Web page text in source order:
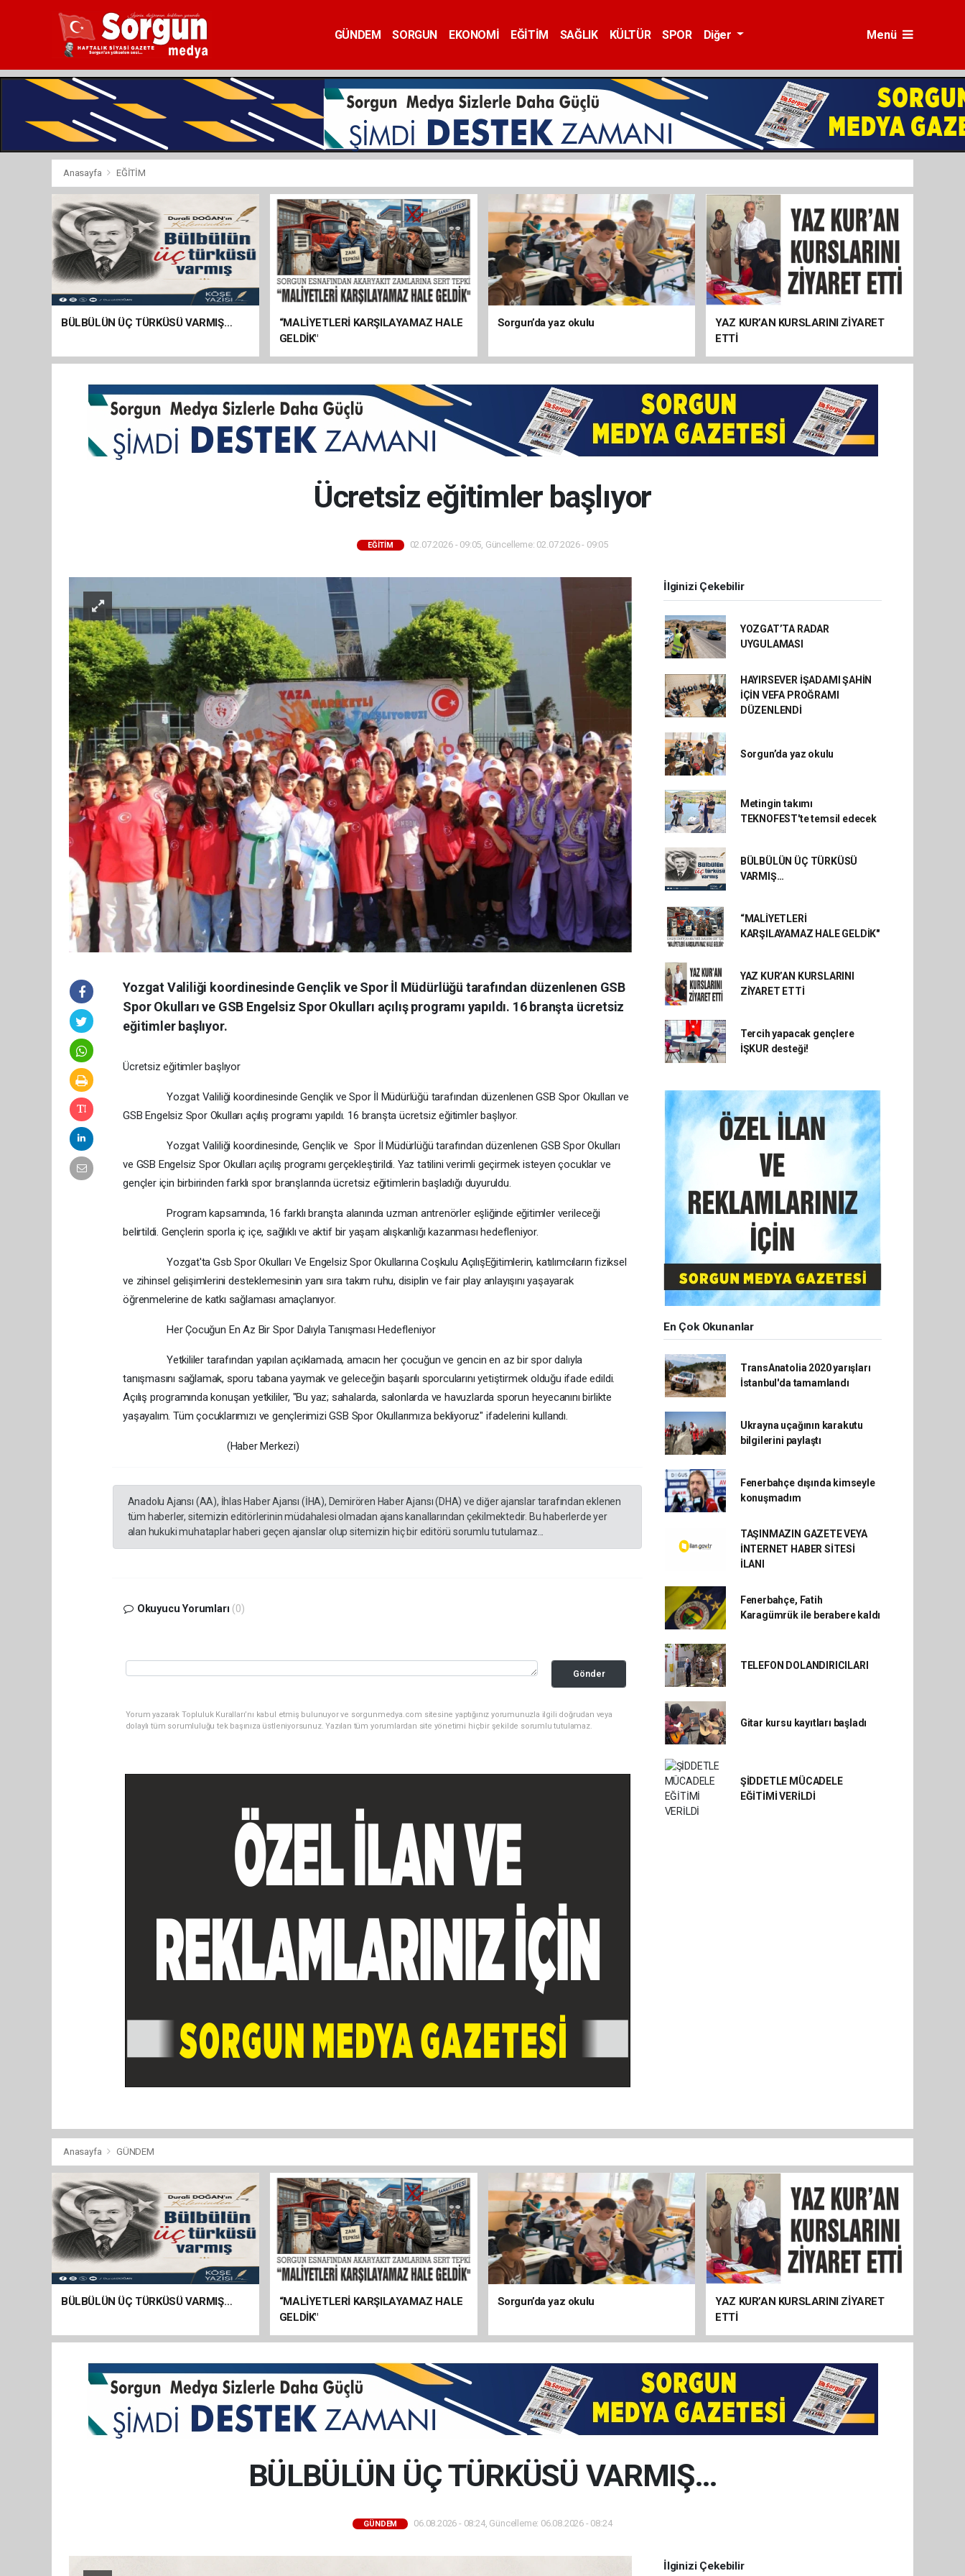
GÜNDEM SORGUN EKONOMİ EĞİTİM SAĞLIK KÜLTÜR SPOR Diğer Menü
Anasayfa EĞİTİM
BÜLBÜLÜN ÜÇ TÜRKÜSÜ VARMIŞ…
“MALİYETLERİ KARŞILAYAMAZ HALE
GELDİK"
Sorgun’da yaz okulu
YAZ KUR’AN KURSLARINI ZİYARET
ETTİ
Ücretsiz eğitimler başlıyor
EĞİTİM 02.07.2026 - 09:05, Güncelleme: 02.07.2026 - 09:05
Yozgat Valiliği koordinesinde Gençlik ve Spor İl Müdürlüğü tarafından düzenlenen GSB
Spor Okulları ve GSB Engelsiz Spor Okulları açılış programı yapıldı. 16 branşta ücretsiz
eğitimler başlıyor.
Ücretsiz eğitimler başlıyor
Yozgat Valiliği koordinesinde Gençlik ve Spor İl Müdürlüğü tarafından düzenlenen GSB Spor Okulları ve
GSB Engelsiz Spor Okulları açılış programı yapıldı. 16 branşta ücretsiz eğitimler başlıyor.
Yozgat Valiliği koordinesinde, Gençlik ve Spor İl Müdürlüğü tarafından düzenlenen GSB Spor Okulları
ve GSB Engelsiz Spor Okulları açılış programı gerçekleştirildi. Yaz tatilini verimli geçirmek isteyen çocuklar ve
gençler için birbirinden farklı spor branşlarında ücretsiz eğitimlerin başladığı duyuruldu.
Program kapsamında, 16 farklı branşta alanında uzman antrenörler eşliğinde eğitimler verileceği
belirtildi. Gençlerin sporla iç içe, sağlıklı ve aktif bir yaşam alışkanlığı kazanması hedefleniyor.
Yozgat'ta Gsb Spor Okulları Ve Engelsiz Spor Okullarına Coşkulu AçılışEğitimlerin, katılımcıların fiziksel
ve zihinsel gelişimlerini desteklemesinin yanı sıra takım ruhu, disiplin ve fair play anlayışını yaşayarak
öğrenmelerine de katkı sağlaması amaçlanıyor.
Her Çocuğun En Az Bir Spor Dalıyla Tanışması Hedefleniyor
Yetkililer tarafından yapılan açıklamada, amacın her çocuğun ve gencin en az bir spor dalıyla
tanışmasını sağlamak, sporu tabana yaymak ve geleceğin başarılı sporcularını yetiştirmek olduğu ifade edildi.
Açılış programında konuşan yetkililer, "Bu yaz; sahalarda, salonlarda ve havuzlarda sporun heyecanını birlikte
yaşayalım. Tüm çocuklarımızı ve gençlerimizi GSB Spor Okullarımıza bekliyoruz" ifadelerini kullandı.
(Haber Merkezi)
Anadolu Ajansı (AA), İhlas Haber Ajansı (İHA), Demirören Haber Ajansı (DHA) ve diğer ajanslar tarafından eklenen
tüm haberler, sitemizin editörlerinin müdahalesi olmadan ajans kanallarından çekilmektedir. Bu haberlerde yer
alan hukuki muhataplar haberi geçen ajanslar olup sitemizin hiç bir editörü sorumlu tutulamaz...
Okuyucu Yorumları (0)
Gönder
Yorum yazarak Topluluk Kuralları’nı kabul etmiş bulunuyor ve sorgunmedya.com sitesine yaptığınız yorumunuzla ilgili doğrudan veya
dolaylı tüm sorumluluğu tek başınıza üstleniyorsunuz. Yazılan tüm yorumlardan site yönetimi hiçbir şekilde sorumlu tutulamaz.
İlginizi Çekebilir
YOZGAT’TA RADAR
UYGULAMASI
HAYIRSEVER İŞADAMI ŞAHİN
İÇİN VEFA PROĞRAMI
DÜZENLENDİ
Sorgun’da yaz okulu
Metingin takımı
TEKNOFEST'te temsil edecek
BÜLBÜLÜN ÜÇ TÜRKÜSÜ
VARMIŞ…
“MALİYETLERİ
KARŞILAYAMAZ HALE GELDİK"
YAZ KUR’AN KURSLARINI
ZİYARET ETTİ
Tercih yapacak gençlere
İŞKUR desteği!
En Çok Okunanlar
TransAnatolia 2020 yarışları
İstanbul'da tamamlandı
Ukrayna uçağının karakutu
bilgilerini paylaştı
Fenerbahçe dışında kimseyle
konuşmadım
TAŞINMAZIN GAZETE VEYA
İNTERNET HABER SİTESİ
İLANI
Fenerbahçe, Fatih
Karagümrük ile berabere kaldı
TELEFON DOLANDIRICILARI
Gitar kursu kayıtları başladı
ŞİDDETLE MÜCADELE
EĞİTİMİ VERİLDİ
Anasayfa GÜNDEM
BÜLBÜLÜN ÜÇ TÜRKÜSÜ VARMIŞ…
“MALİYETLERİ KARŞILAYAMAZ HALE
GELDİK"
Sorgun’da yaz okulu
YAZ KUR’AN KURSLARINI ZİYARET
ETTİ
BÜLBÜLÜN ÜÇ TÜRKÜSÜ VARMIŞ…
GÜNDEM 06.08.2026 - 08:24, Güncelleme: 06.08.2026 - 08:24
İlginizi Çekebilir